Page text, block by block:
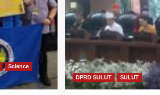
Science
DPRD SULUT SULUT